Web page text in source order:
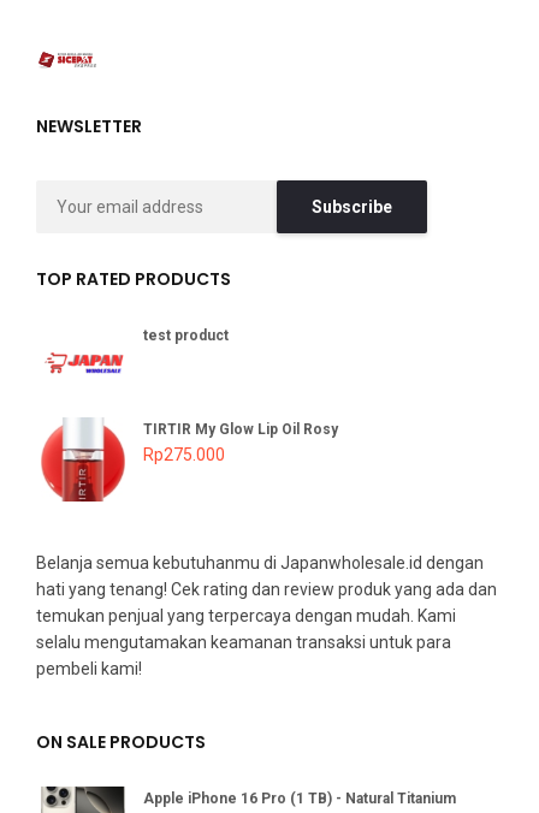
NEWSLETTER
TOP RATED PRODUCTS
test product
TIRTIR My Glow Lip Oil Rosy
Rp275.000
Belanja semua kebutuhanmu di Japanwholesale.id dengan
hati yang tenang! Cek rating dan review produk yang ada dan
temukan penjual yang terpercaya dengan mudah. Kami
selalu mengutamakan keamanan transaksi untuk para
pembeli kami!
ON SALE PRODUCTS
Apple iPhone 16 Pro (1 TB) - Natural Titanium